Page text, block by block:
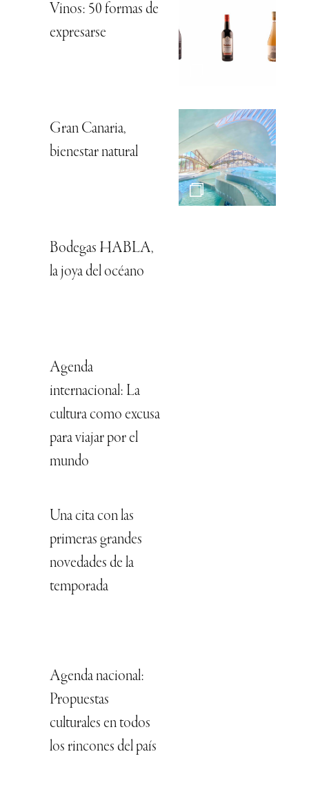
Vinos: 50 formas de
expresarse
Gran Canaria,
bienestar natural
Bodegas HABLA,
la joya del océano
Agenda
internacional: La
cultura como excusa
para viajar por el
mundo
Una cita con las
primeras grandes
novedades de la
temporada
Agenda nacional:
Propuestas
culturales en todos
los rincones del país